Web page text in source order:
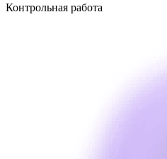
Контрольная работа